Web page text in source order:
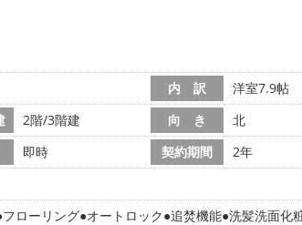
内 訳
洋室7.9帖
2階/3階建 向 き 北
即時 契約期間 2年
フローリング オートロック 追焚機能 洗髪洗面化